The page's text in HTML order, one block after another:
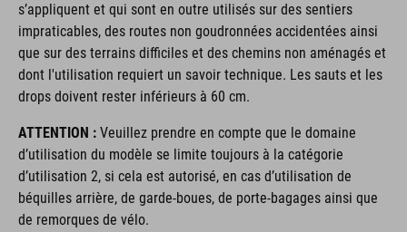
s’appliquent et qui sont en outre utilisés sur des sentiers
impraticables, des routes non goudronnées accidentées ainsi
que sur des terrains difficiles et des chemins non aménagés et
dont l'utilisation requiert un savoir technique. Les sauts et les
drops doivent rester inférieurs à 60 cm.
ATTENTION : Veuillez prendre en compte que le domaine
d’utilisation du modèle se limite toujours à la catégorie
d’utilisation 2, si cela est autorisé, en cas d’utilisation de
béquilles arrière, de garde-boues, de porte-bagages ainsi que
de remorques de vélo.